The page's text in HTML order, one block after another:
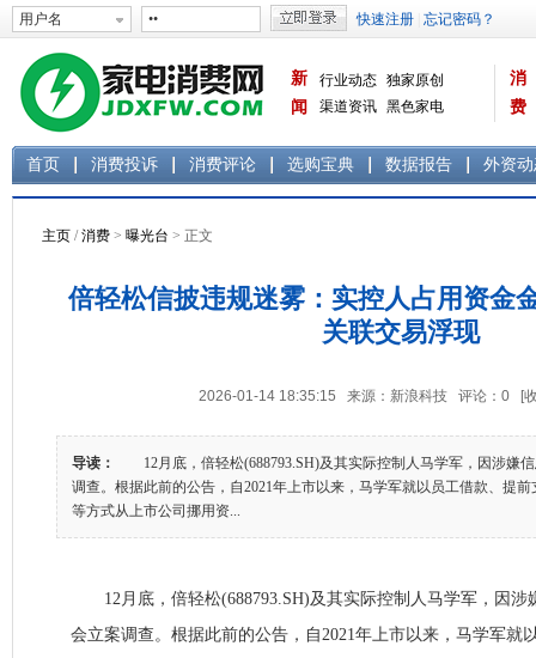
新
闻
行业动态 独家原创
渠道资讯 黑色家电
消
费
首页 消费投诉 消费评论 选购宝典 数据报告 外资
主页 /消费 > 曝光台 > 正文
倍轻松信披违规迷雾：实控人占用资金
关联交易浮现
2026-01-14 18:35:15 来源：新浪科技 评论： 0 [
导读：
12月底，倍轻松(688793.SH)及其实际控制人马学军，因涉嫌
调查。根据此前的公告，自2021年上市以来，马学军就以员工借款、提
等方式从上市公司挪用资...
12月底，倍轻松(688793.SH)及其实际控制人马学军，因涉
会立案调查。根据此前的公告，自2021年上市以来，马学军就